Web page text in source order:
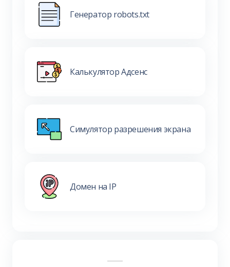
Генератор robots.txt
Калькулятор Адсенс
Симулятор разрешения экрана
Домен на IP